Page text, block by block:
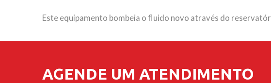
Este equipamento bombeia o fluido novo através do
AGENDE UM ATENDIMENTO